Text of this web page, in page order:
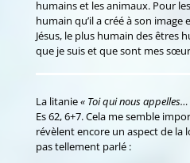
humains et les animaux. Pour
humain qu’il a créé à son image
Jésus, le plus humain des êtres
que je suis et que sont mes
La litanie« Toi qui nous appelles…
Es 62, 6+7. Cela me semble
révèlent encore un aspect de la
pas tellement parlé :